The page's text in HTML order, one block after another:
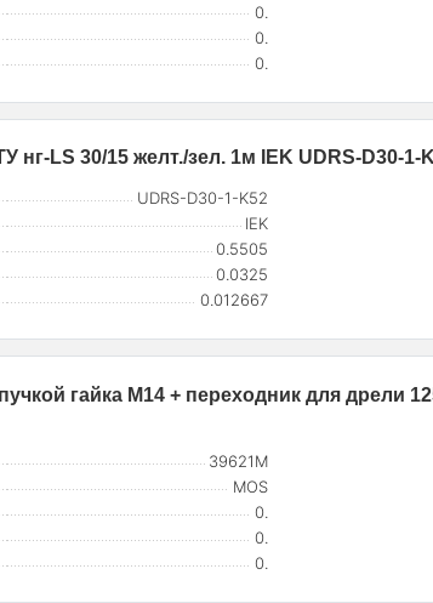
0.
0.
0.
нг-LS 30/15 желт./зел. 1м IEK UDRS-D30-1-
UDRS-D30-1-K52
IEK
0.5505
0.0325
0.012667
гайка М14 + переходник для дрели
39621М
MOS
0.
0.
0.